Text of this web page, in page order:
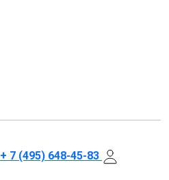
+ 7 (495) 648-45-83